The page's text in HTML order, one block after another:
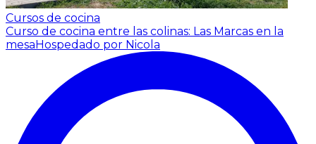
Cursos de cocina
Curso de cocina entre las colinas: Las Marcas en la
mesaHospedado por Nicola